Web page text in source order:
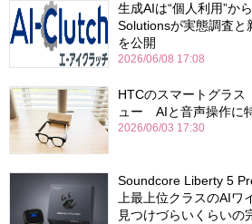
生成AIは“個人利用”か
Solutionsが実態調査と
を公開
2026/06/08 17:08
HTCのスマートグラス
ュー AIと音声操作に
2026/06/03 17:30
Soundcore Liberty 5
上最上位クラスのAIワ
見つけづらいくらい